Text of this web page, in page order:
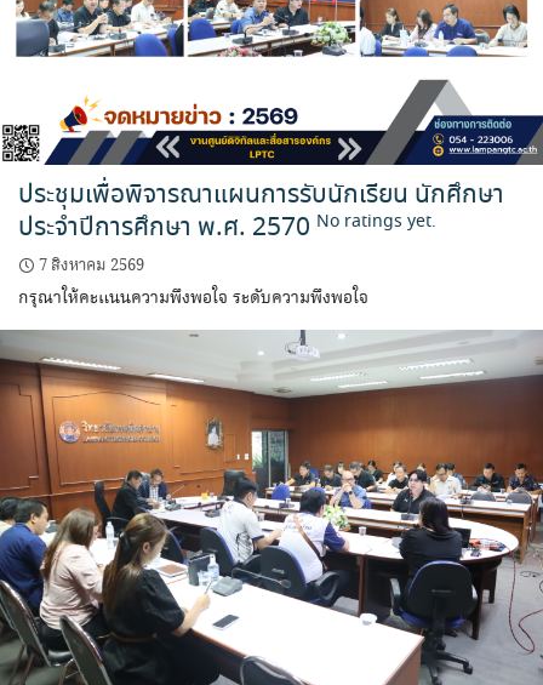
ประชุมเพื่อพิจารณาแผนการรับนักเรียน นักศึกษา
ประจำปีการศึกษา พ.ศ. 2570 No ratings yet.
7 สิงหาคม 2569
กรุณาให้คะแนนความพึงพอใจ ระดับความพึงพอใจ